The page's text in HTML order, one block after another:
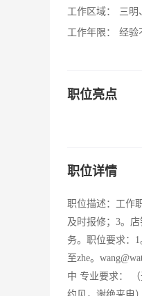
工作区域：
三明、
工作年限：
经验
职位亮点
职位详情
职位描述：工作
及时报修；3。
务。职位要求：
至zhe。
中 专业要求：